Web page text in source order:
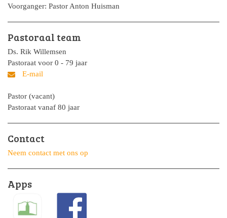
Voorganger: Pastor Anton Huisman
Pastoraal team
Ds. Rik Willemsen
Pastoraat voor 0 - 79 jaar
Pastor (vacant)
Pastoraat vanaf 80 jaar
Contact
Neem contact met ons op
Apps